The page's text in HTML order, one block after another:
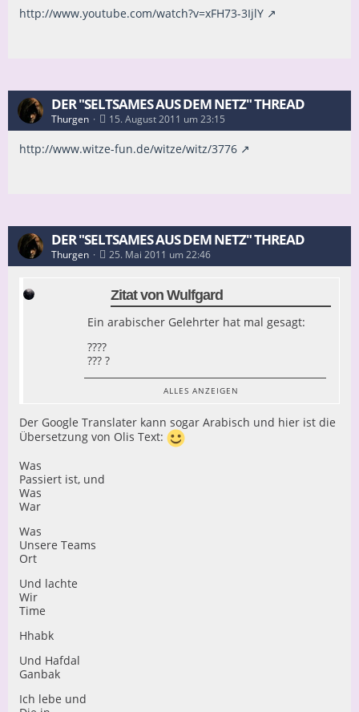
http://www.youtube.com/watch?v=xFH73-3IjlY
DER "SELTSAMES AUS DEM NETZ" THREAD
Thurgen 15. August 2011 um 23:15
http://www.witze-fun.de/witze/witz/3776
DER "SELTSAMES AUS DEM NETZ" THREAD
Thurgen 25. Mai 2011 um 22:46
Zitat von Wulfgard
Ein arabischer Gelehrter hat mal gesagt:
????
??? ?
????
?????
??????
?????
? ????
ALLES ANZEIGEN
Der Google Translater kann sogar Arabisch und hier ist die
Übersetzung von Olis Text:
Was
Passiert ist, und
Was
War
Was
Unsere Teams
Ort
Und lachte
Wir
Time
Hhabk
Und Hafdal
Ganbak
Ich lebe und